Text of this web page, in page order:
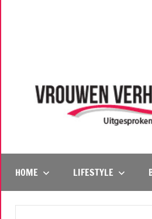
eerlijk
en
HOME LIFESTYLE